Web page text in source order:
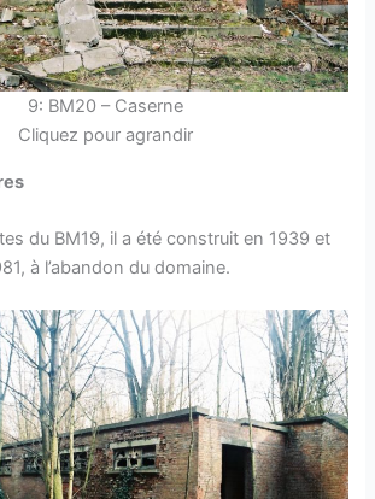
9: BM20 – Caserne
Cliquez pour agrandir
du BM19, il a été construit en 1939 et
à l’abandon du domaine.